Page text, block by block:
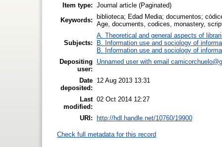
Item type: Journal article (Paginated)
Keywords:
biblioteca; Edad Media; documentos;
Age, documents, codices, monastery,
Subjects:
A. Theoretical and general aspects of
B. Information use and sociology of
B. Information use and sociology of
Depositing
user:
Unnamed user with email
Date
deposited:
12 Aug 2013 13:31
Last
modified:
02 Oct 2014 12:27
URI: http://hdl.handle.net/10760/19900
Check full metadata for this record